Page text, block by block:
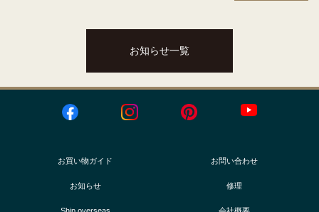
お知らせ一覧
お買い物ガイド お問い合わせ
お知らせ 修理